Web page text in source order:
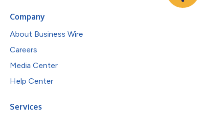
Company
About Business Wire
Careers
Media Center
Help Center
Services